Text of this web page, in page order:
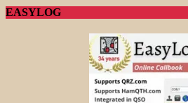
EASYLOG